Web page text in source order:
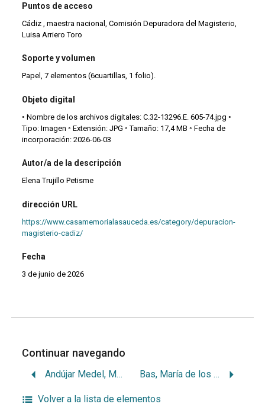
Puntos de acceso
Cádiz , maestra nacional, Comisión Depuradora del Magisterio,
Luisa Arriero Toro
Soporte y volumen
Papel, 7 elementos (6cuartillas, 1 folio).
Objeto digital
◦ Nombre de los archivos digitales: C.32-13296.E. 605-74.jpg ◦
Tipo: Imagen ◦ Extensión: JPG ◦ Tamaño: 17,4 MB ◦ Fecha de
incorporación: 2026-06-03
Autor/a de la descripción
Elena Trujillo Petisme
dirección URL
https://www.casamemorialasauceda.es/category/depuracion-
magisterio-cadiz/
Fecha
3 de junio de 2026
Continuar navegando
Andújar Medel, María Manuela Bas, María de los Dolores
Volver a la lista de elementos